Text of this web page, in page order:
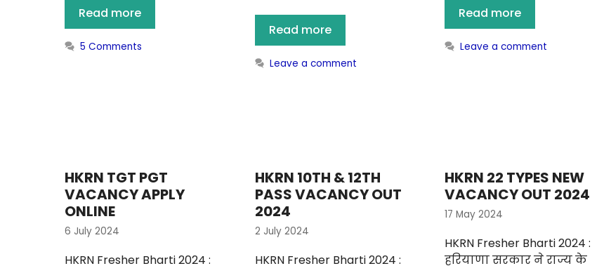
Read more
5 Comments
Read more
Leave a comment
Read more
Leave a comment
HKRN TGT PGT
VACANCY APPLY
ONLINE
6 July 2024
HKRN Fresher Bharti 2024 :
HKRN 10TH & 12TH
PASS VACANCY OUT
2024
2 July 2024
HKRN Fresher Bharti 2024 :
HKRN 22 TYPES NEW
VACANCY OUT 2024
17 May 2024
HKRN Fresher Bharti 2024 :
हरियाणा सरकार ने राज्य के